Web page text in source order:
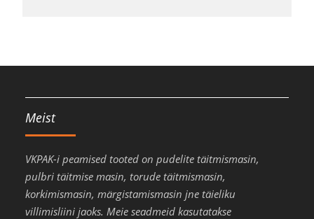
Meist
VKPAK-i peamised tooted on pudelite täitmismasin,
pulbri täitmise masin, torude täitmismasin,
korkimismasin, märgistamismasin jne täieliku
villimisliini jaoks. Meie seadmeid kasutatakse